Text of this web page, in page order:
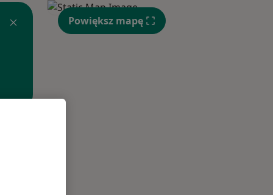
Powiększ mapę